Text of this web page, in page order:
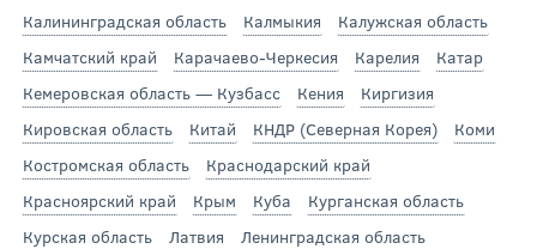
Калининградская область
Калмыкия
Калужская область
Камчатский край
Карачаево-Черкесия Карелия
Катар
Кемеровская область — Кузбасс
Кения
Киргизия
Кировская область
Китай КНДР (Северная Корея)
Коми
Костромская область
Краснодарский край
Красноярский край
Крым Куба
Курганская область
Курская область
Латвия
Ленинградская область